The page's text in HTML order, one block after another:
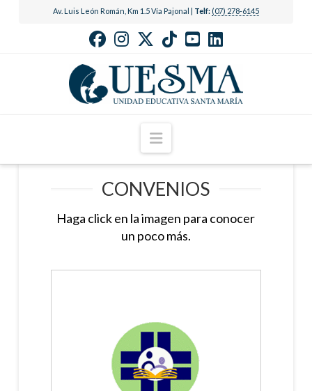
Av. Luis León Román, Km 1.5 Vía Pajonal | Telf: (07) 278-6145
Navigation
CONVENIOS
Haga click en la imagen para conocer
un poco más.